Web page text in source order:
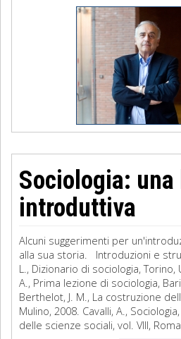
Sociologia:
introduttiva
Alcuni suggerimenti per
alla sua storia. Introduzioni e
L., Dizionario di sociologia, Torino,
A., Prima lezione di sociologia,
Berthelot, J. M., La costruzione
Mulino, 2008. Cavalli, A.,
delle scienze sociali, vol. VIII,